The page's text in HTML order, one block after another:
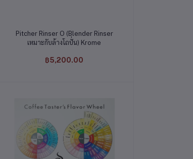
หยิบใส่ตะกร้า
Pitcher Rinser O (Blender Rinser
เหมาะกับล้างโถปั่น) Krome
฿5,200.00